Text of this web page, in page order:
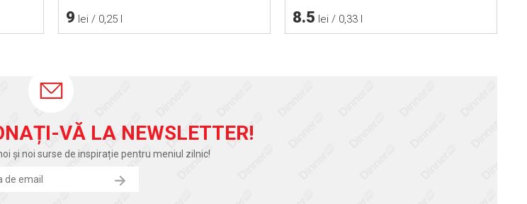
9 lei / 0,25 l 8.5 lei / 0,33 l
VĂ LA NEWSLETTER!
și noi surse de inspirație pentru meniul zilnic!